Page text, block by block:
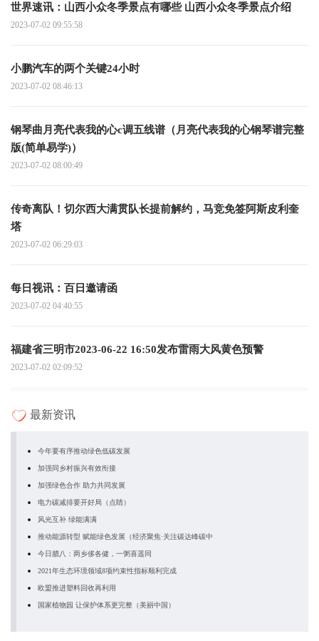
世界速讯：山西小众冬季景点有哪些 山西小众冬季景点介绍
2023-07-02 09:55:58
小鹏汽车的两个关键24小时
2023-07-02 08:46:13
钢琴曲月亮代表我的心c调五线谱（月亮代表我的心钢琴谱完整
版(简单易学)）
2023-07-02 08:00:49
传奇离队！切尔西大满贯队长提前解约，马竞免签阿斯皮利奎
塔
2023-07-02 06:29:03
每日视讯：百日邀请函
2023-07-02 04:40:55
福建省三明市2023-06-22 16:50发布雷雨大风黄色预警
2023-07-02 02:09:52
最新资讯
今年要有序推动绿色低碳发展
加强同乡村振兴有效衔接
加强绿色合作 助力共同发展
电力碳减排要开好局（点睛）
风光互补 绿能满满
推动能源转型 赋能绿色发展（经济聚焦·关注碳达峰碳中
今日腊八：两乡侈各健，一粥喜遥同
2021年生态环境领域8项约束性指标顺利完成
欧盟推进塑料回收再利用
国家植物园 让保护体系更完整（美丽中国）